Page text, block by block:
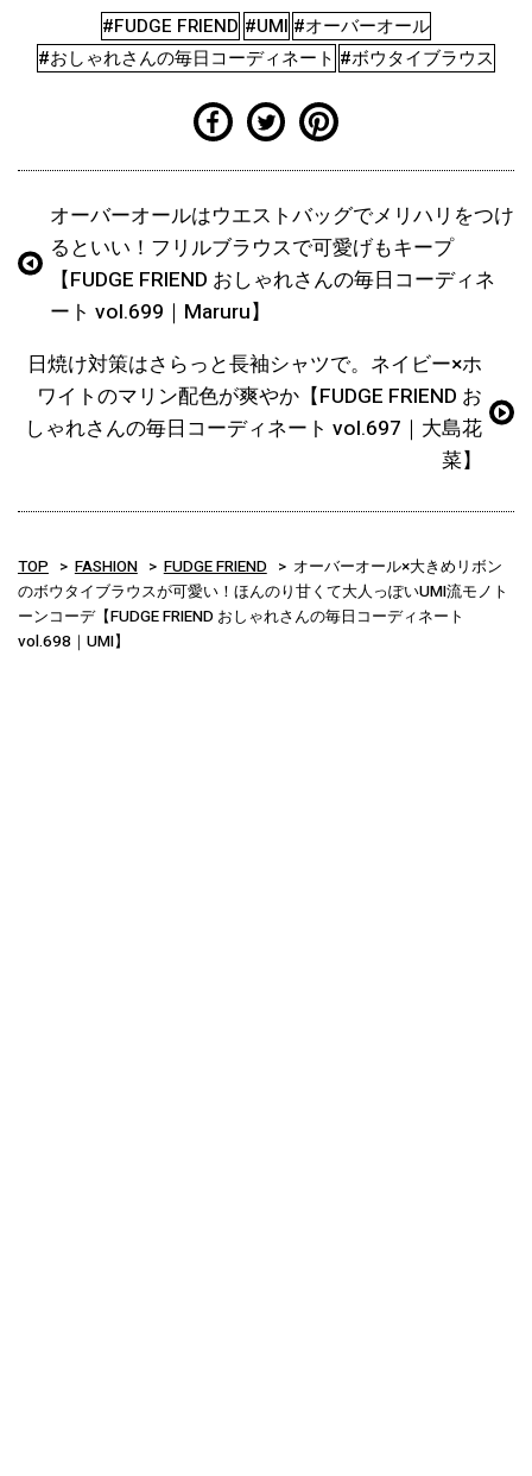
#FUDGE FRIEND #UMI #オーバーオール
#おしゃれさんの毎日コーディネート #ボウタイブラウス
オーバーオールはウエストバッグでメリハリをつけ
るといい！フリルブラウスで可愛げもキープ
【FUDGE FRIEND おしゃれさんの毎日コーディネ
ート vol.699｜Maruru】
日焼け対策はさらっと長袖シャツで。ネイビー×ホ
ワイトのマリン配色が爽やか【FUDGE FRIEND お
しゃれさんの毎日コーディネート vol.697｜大島花
菜】
TOP FASHION FUDGE FRIEND
オーバーオール×大きめリボン
のボウタイブラウスが可愛い！ほんのり甘くて大人っぽいUMI流モノト
ーンコーデ【FUDGE FRIEND おしゃれさんの毎日コーディネート
vol.698｜UMI】